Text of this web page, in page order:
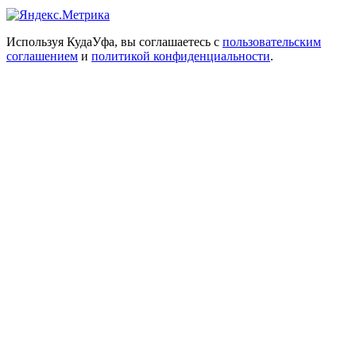
Используя КудаУфа, вы соглашаетесь с пользовательским
соглашением и политикой конфиденциальности.